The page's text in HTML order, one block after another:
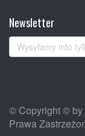
Newsletter
© Copyright © by
Prawa